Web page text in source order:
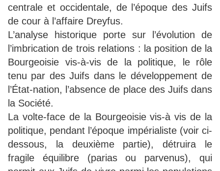
centrale et occidentale, de l’époque des Juifs
de cour à l’affaire Dreyfus.
L’analyse historique porte sur l’évolution de
l’imbrication de trois relations : la position de la
Bourgeoisie vis-à-vis de la politique, le rôle
tenu par des Juifs dans le développement de
l’État-nation, l’absence de place des Juifs dans
la Société.
La volte-face de la Bourgeoisie vis-à vis de la
politique, pendant l’époque impérialiste (voir ci-
dessous, la deuxième partie), détruira le
fragile équilibre (parias ou parvenus), qui